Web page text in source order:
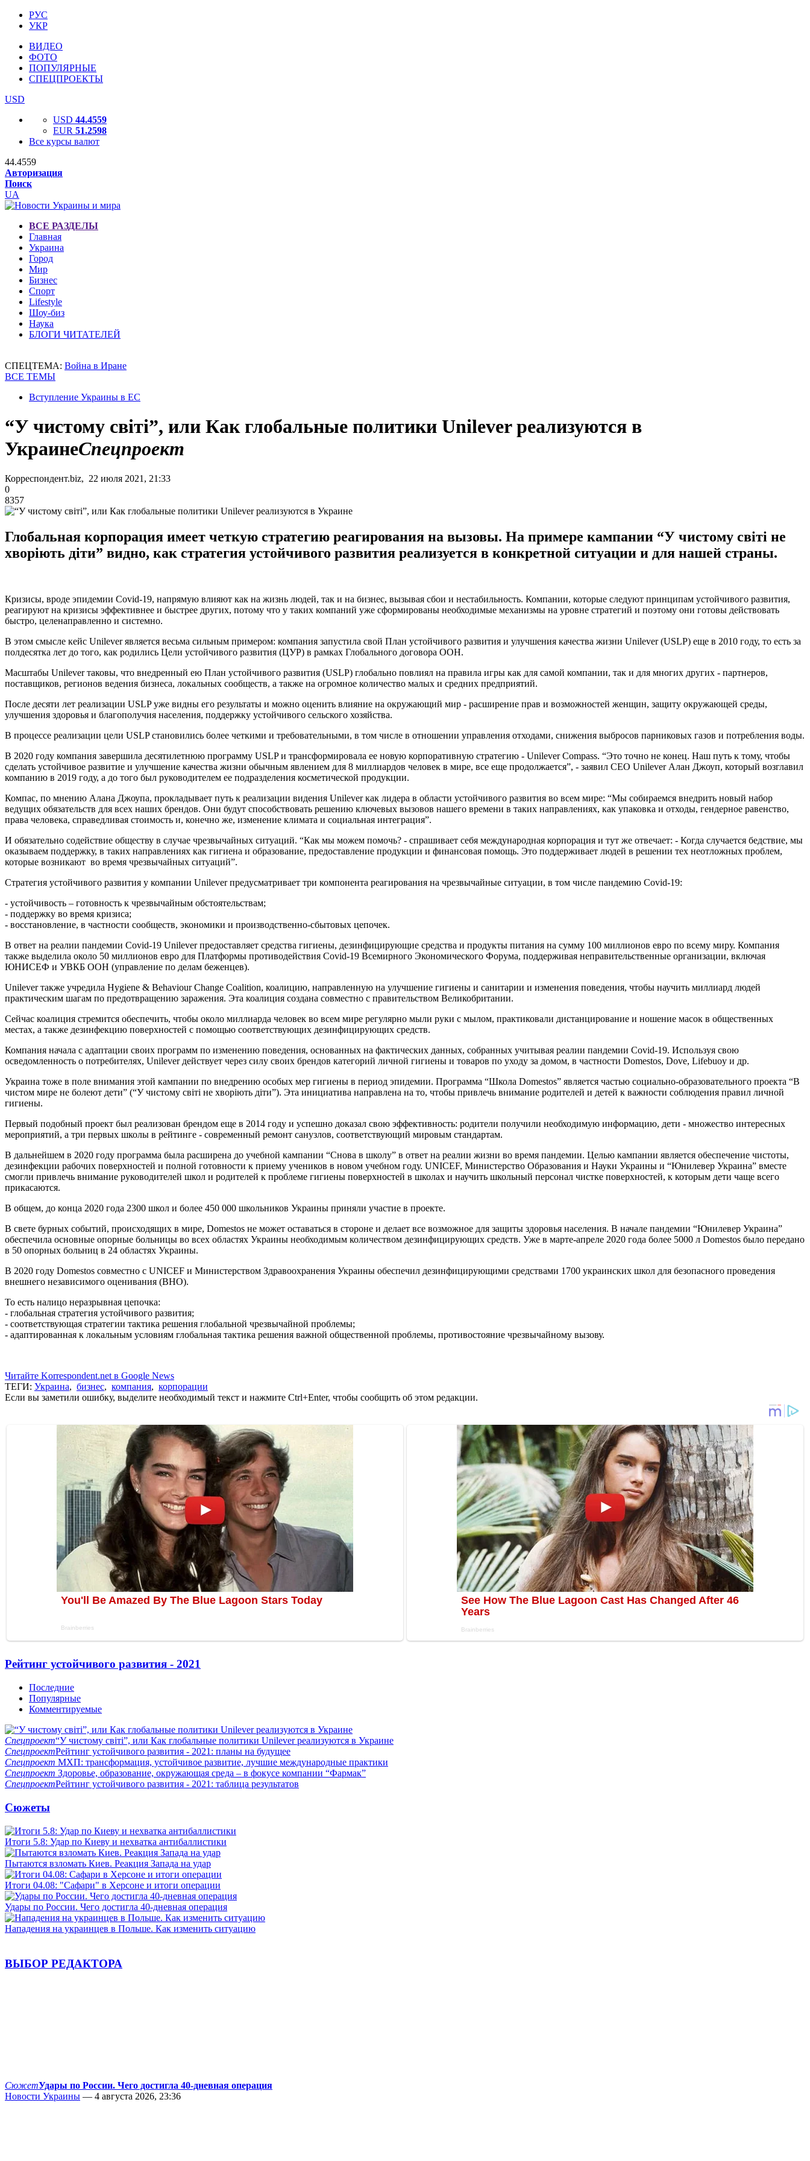
РУС
УКР
ВИДЕО
ФОТО
ПОПУЛЯРНЫЕ
СПЕЦПРОЕКТЫ
USD
USD 44.4559
EUR 51.2598
Все курсы валют
44.4559
Авторизация
Поиск
UA
ВСЕ РАЗДЕЛЫ
Главная
Украина
Город
Мир
Бизнес
Спорт
Lifestyle
Шоу-биз
Наука
БЛОГИ ЧИТАТЕЛЕЙ
СПЕЦТЕМА: Война в Иране
ВСЕ ТЕМЫ
Вступление Украины в ЕС
“У чистому світі”, или Как глобальные политики Unilever реализуются в
УкраинеСпецпроект
Корреспондент.biz, 22 июля 2021, 21:33
0
8357
Глобальная корпорация имеет четкую стратегию реагирования на вызовы. На примере кампании “У чистому світі не
хворіють діти” видно, как стратегия устойчивого развития реализуется в конкретной ситуации и для нашей страны.
Кризисы, вроде эпидемии Covid-19, напрямую влияют как на жизнь людей, так и на бизнес, вызывая сбои и нестабильность. Компании, которые следуют принципам устойчивого развития,
реагируют на кризисы эффективнее и быстрее других, потому что у таких компаний уже сформированы необходимые механизмы на уровне стратегий и поэтому они готовы действовать
быстро, целенаправленно и системно.
В этом смысле кейс Unilever является весьма сильным примером: компания запустила свой План устойчивого развития и улучшения качества жизни Unilever (USLP) еще в 2010 году, то есть за
полдесятка лет до того, как родились Цели устойчивого развития (ЦУР) в рамках Глобального договора ООН.
Масштабы Unilever таковы, что внедренный ею План устойчивого развития (USLP) глобально повлиял на правила игры как для самой компании, так и для многих других - партнеров,
поставщиков, регионов ведения бизнеса, локальных сообществ, а также на огромное количество малых и средних предприятий.
После десяти лет реализации USLP уже видны его результаты и можно оценить влияние на окружающий мир - расширение прав и возможностей женщин, защиту окружающей среды,
улучшения здоровья и благополучия населения, поддержку устойчивого сельского хозяйства.
В процессе реализации цели USLP становились более четкими и требовательными, в том числе в отношении управления отходами, снижения выбросов парниковых газов и потребления воды.
В 2020 году компания завершила десятилетнюю программу USLP и трансформировала ее новую корпоративную стратегию - Unilever Compass. “Это точно не конец. Наш путь к тому, чтобы
сделать устойчивое развитие и улучшение качества жизни обычным явлением для 8 миллиардов человек в мире, все еще продолжается”, - заявил СЕО Unilever Алан Джоуп, который возглавил
компанию в 2019 году, а до того был руководителем ее подразделения косметической продукции.
Компас, по мнению Алана Джоупа, прокладывает путь к реализации видения Unilever как лидера в области устойчивого развития во всем мире: “Мы собираемся внедрить новый набор
ведущих обязательств для всех наших брендов. Они будут способствовать решению ключевых вызовов нашего времени в таких направлениях, как упаковка и отходы, гендерное равенство,
права человека, справедливая стоимость и, конечно же, изменение климата и социальная интеграция”.
И обязательно содействие обществу в случае чрезвычайных ситуаций. “Как мы можем помочь? - спрашивает себя международная корпорация и тут же отвечает: - Когда случается бедствие, мы
оказываем поддержку, в таких направлениях как гигиена и образование, предоставление продукции и финансовая помощь. Это поддерживает людей в решении тех неотложных проблем,
которые возникают во время чрезвычайных ситуаций”.
Стратегия устойчивого развития у компании Unilever предусматривает три компонента реагирования на чрезвычайные ситуации, в том числе пандемию Covid-19:
- устойчивость – готовность к чрезвычайным обстоятельствам;
- поддержку во время кризиса;
- восстановление, в частности сообществ, экономики и производственно-сбытовых цепочек.
В ответ на реалии пандемии Covid-19 Unilever предоставляет средства гигиены, дезинфицирующие средства и продукты питания на сумму 100 миллионов евро по всему миру. Компания
также выделила около 50 миллионов евро для Платформы противодействия Covid-19 Всемирного Экономического Форума, поддерживая неправительственные организации, включая
ЮНИСЕФ и УВКБ ООН (управление по делам беженцев).
Unilever также учредила Hygiene & Behaviour Change Coalition, коалицию, направленную на улучшение гигиены и санитарии и изменения поведения, чтобы научить миллиард людей
практическим шагам по предотвращению заражения. Эта коалиция создана совместно с правительством Великобритании.
Сейчас коалиция стремится обеспечить, чтобы около миллиарда человек во всем мире регулярно мыли руки с мылом, практиковали дистанцирование и ношение масок в общественных
местах, а также дезинфекцию поверхностей с помощью соответствующих дезинфицирующих средств.
Компания начала с адаптации своих программ по изменению поведения, основанных на фактических данных, собранных учитывая реалии пандемии Covid-19. Используя свою
осведомленность о потребителях, Unilever действует через силу своих брендов категорий личной гигиены и товаров по уходу за домом, в частности Domestos, Dove, Lifebuoy и др.
Украина тоже в поле внимания этой кампании по внедрению особых мер гигиены в период эпидемии. Программа “Школа Domestos” является частью социально-образовательного проекта “В
чистом мире не болеют дети” (“У чистому світі не хворіють діти”). Эта инициатива направлена на то, чтобы привлечь внимание родителей и детей к важности соблюдения правил личной
гигиены.
Первый подобный проект был реализован брендом еще в 2014 году и успешно доказал свою эффективность: родители получили необходимую информацию, дети - множество интересных
мероприятий, а три первых школы в рейтинге - современный ремонт санузлов, соответствующий мировым стандартам.
В дальнейшем в 2020 году программа была расширена до учебной кампании “Снова в школу” в ответ на реалии жизни во время пандемии. Целью кампании является обеспечение чистоты,
дезинфекции рабочих поверхностей и полной готовности к приему учеников в новом учебном году. UNICEF, Министерство Образования и Науки Украины и “Юнилевер Украина” вместе
смогли привлечь внимание руководителей школ и родителей к проблеме гигиены поверхностей в школах и научить школьный персонал чистке поверхностей, к которым дети чаще всего
прикасаются.
В общем, до конца 2020 года 2300 школ и более 450 000 школьников Украины приняли участие в проекте.
В свете бурных событий, происходящих в мире, Domestos не может оставаться в стороне и делает все возможное для защиты здоровья населения. В начале пандемии “Юнилевер Украина”
обеспечила основные опорные больницы во всех областях Украины необходимым количеством дезинфицирующих средств. Уже в марте-апреле 2020 года более 5000 л Domestos было передано
в 50 опорных больниц в 24 областях Украины.
В 2020 году Domestos совместно с UNICEF и Министерством Здравоохранения Украины обеспечил дезинфицирующими средствами 1700 украинских школ для безопасного проведения
внешнего независимого оценивания (ВНО).
То есть налицо неразрывная цепочка:
- глобальная стратегия устойчивого развития;
- соответствующая стратегии тактика решения глобальной чрезвычайной проблемы;
- адаптированная к локальным условиям глобальная тактика решения важной общественной проблемы, противостояние чрезвычайному вызову.
Читайте Korrespondent.net в Google News
ТЕГИ: Украина, бизнес, компания, корпорации
Если вы заметили ошибку, выделите необходимый текст и нажмите Ctrl+Enter, чтобы сообщить об этом редакции.
Рейтинг устойчивого развития - 2021
Последние
Популярные
Комментируемые
Спецпроект“У чистому світі”, или Как глобальные политики Unilever реализуются в Украине
СпецпроектРейтинг устойчивого развития - 2021: планы на будущее
Спецпроект МХП: трансформация, устойчивое развитие, лучшие международные практики
Спецпроект Здоровье, образование, окружающая среда – в фокусе компании “Фармак”
СпецпроектРейтинг устойчивого развития - 2021: таблица результатов
Сюжеты
Итоги 5.8: Удар по Киеву и нехватка антибаллистики
Пытаются взломать Киев. Реакция Запада на удар
Итоги 04.08: "Сафари" в Херсоне и итоги операции
Удары по России. Чего достигла 40-дневная операция
Нападения на украинцев в Польше. Как изменить ситуацию
ВЫБОР РЕДАКТОРА
СюжетУдары по России. Чего достигла 40-дневная операция
Новости Украины — 4 августа 2026, 23:36